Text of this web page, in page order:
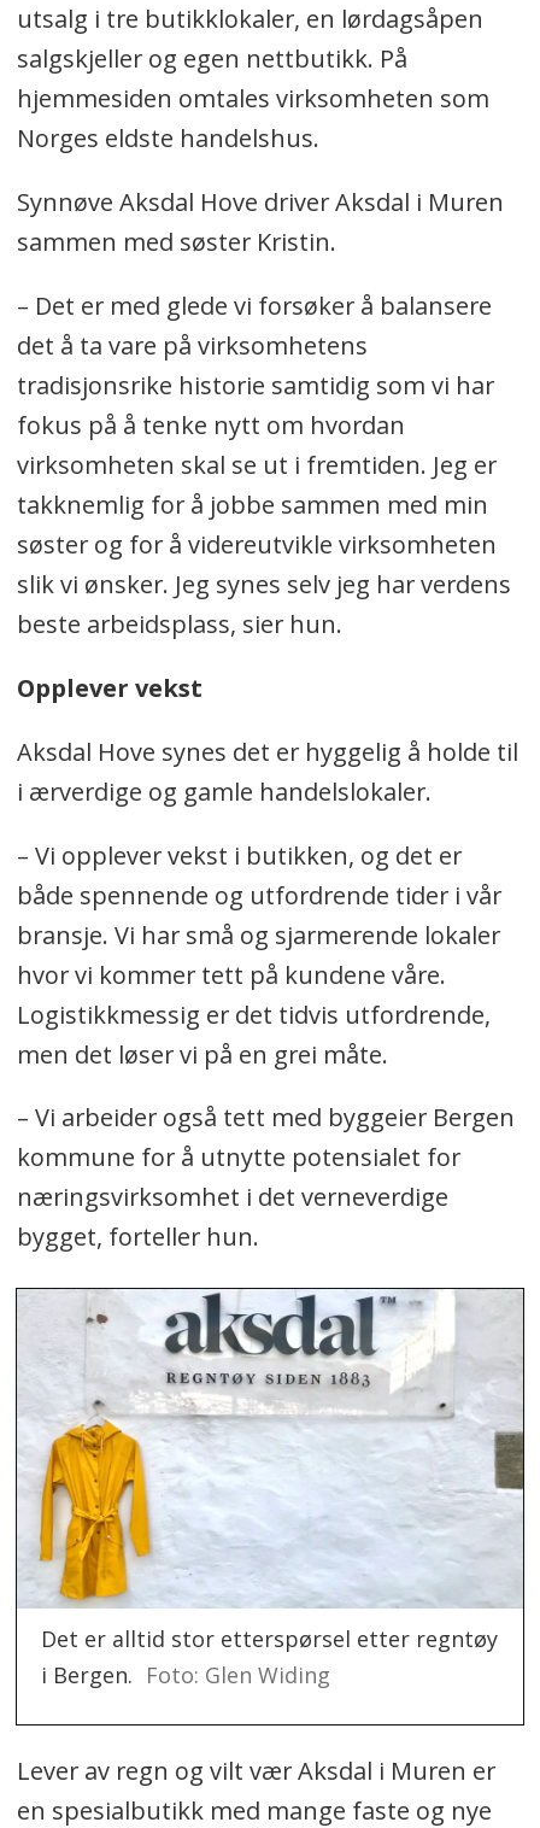
utsalg i tre butikklokaler, en lørdagsåpen
salgskjeller og egen nettbutikk. På
hjemmesiden omtales virksomheten som
Norges eldste handelshus.
Synnøve Aksdal Hove driver Aksdal i Muren
sammen med søster Kristin.
– Det er med glede vi forsøker å balansere
det å ta vare på virksomhetens
tradisjonsrike historie samtidig som vi har
fokus på å tenke nytt om hvordan
virksomheten skal se ut i fremtiden. Jeg er
takknemlig for å jobbe sammen med min
søster og for å videreutvikle virksomheten
slik vi ønsker. Jeg synes selv jeg har verdens
beste arbeidsplass, sier hun.
Opplever vekst
Aksdal Hove synes det er hyggelig å holde til
i ærverdige og gamle handelslokaler.
– Vi opplever vekst i butikken, og det er
både spennende og utfordrende tider i vår
bransje. Vi har små og sjarmerende lokaler
hvor vi kommer tett på kundene våre.
Logistikkmessig er det tidvis utfordrende,
men det løser vi på en grei måte.
– Vi arbeider også tett med byggeier Bergen
kommune for å utnytte potensialet for
næringsvirksomhet i det verneverdige
bygget, forteller hun.
Det er alltid stor etterspørsel etter regntøy
i Bergen. Foto: Glen Widing
Lever av regn og vilt vær Aksdal i Muren er
en spesialbutikk med mange faste og nye